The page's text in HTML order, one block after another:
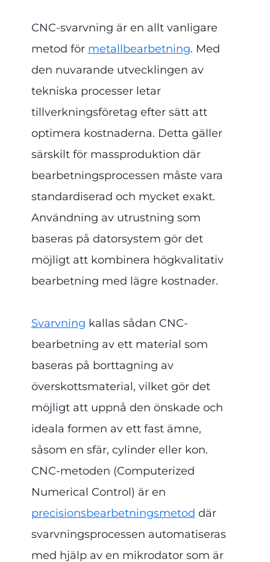
CNC-svarvning är en allt vanligare
metod för metallbearbetning. Med
den nuvarande utvecklingen av
tekniska processer letar
tillverkningsföretag efter sätt att
optimera kostnaderna. Detta gäller
särskilt för massproduktion där
bearbetningsprocessen måste vara
standardiserad och mycket exakt.
Användning av utrustning som
baseras på datorsystem gör det
möjligt att kombinera högkvalitativ
bearbetning med lägre kostnader.
Svarvning kallas sådan CNC-
bearbetning av ett material som
baseras på borttagning av
överskottsmaterial, vilket gör det
möjligt att uppnå den önskade och
ideala formen av ett fast ämne,
såsom en sfär, cylinder eller kon.
CNC-metoden (Computerized
Numerical Control) är en
precisionsbearbetningsmetod där
svarvningsprocessen automatiseras
med hjälp av en mikrodator som är